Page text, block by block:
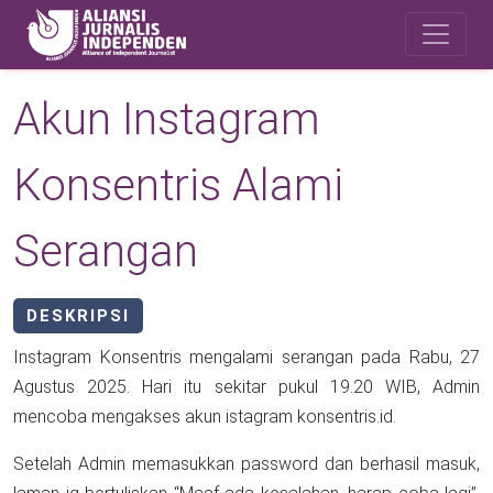
Skip to main content
Akun Instagram
Konsentris Alami
Serangan
DESKRIPSI
Instagram Konsentris mengalami serangan pada Rabu, 27
Agustus 2025. Hari itu sekitar pukul 19.20 WIB, Admin
mencoba mengakses akun istagram konsentris.id.
Setelah Admin memasukkan password dan berhasil masuk,